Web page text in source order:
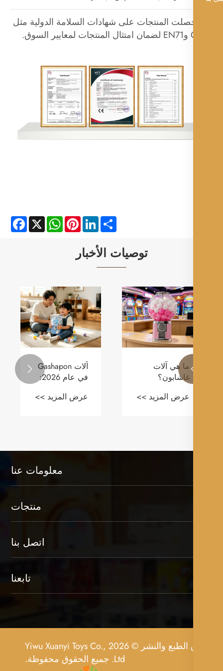
المنتجات على شهادات السلامة الدولية مثل
Facebook X
WhatsAppPinterestLinkedIn
توصيات الأخبار
ما هي آلات
غاشابون؟
عرض المزيد >>
آلات Gashapon
في عام 2026:
ومعايير السلامة
عرض المزيد >>

معلومات عنا
اتصل بنا
حقوق الطبع والنشر © 2026 Yiwu Xuanyi Toys Co.,